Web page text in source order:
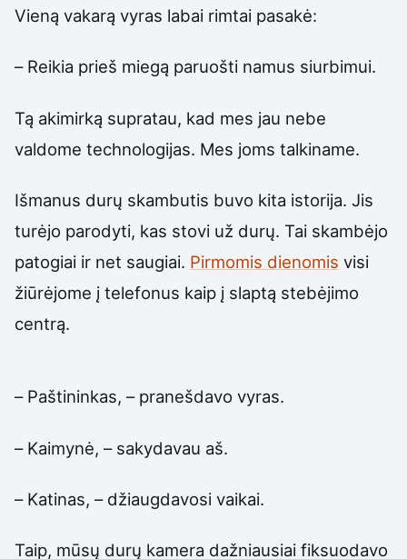
Vieną vakarą vyras labai rimtai pasakė:
– Reikia prieš miegą paruošti namus siurbimui.
Tą akimirką supratau, kad mes jau nebe
valdome technologijas. Mes joms talkiname.
Išmanus durų skambutis buvo kita istorija. Jis
turėjo parodyti, kas stovi už durų. Tai skambėjo
patogiai ir net saugiai. Pirmomis dienomis visi
žiūrėjome į telefonus kaip į slaptą stebėjimo
centrą.
– Paštininkas, – pranešdavo vyras.
– Kaimynė, – sakydavau aš.
– Katinas, – džiaugdavosi vaikai.
Taip, mūsų durų kamera dažniausiai fiksuodavo